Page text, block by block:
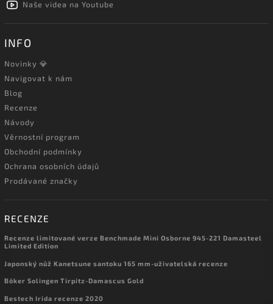
Naše videa na Youtube
INFO
Novinky 💎
Navigovat k nám
Blog
Recenze
Návody
Věrnostní program
Obchodní podmínky
Ochrana osobních údajů
Prodávané značky
RECENZE
Recenze limitované verze Benchmade Mini Osborne 945-221 Damasteel
Limited Edition
Japonský nůž Kanetsune santoku 165 mm-uživatelská recenze
Böker Solingen Tirpitz-Damascus Gold
Bestech Irida recenze 2020